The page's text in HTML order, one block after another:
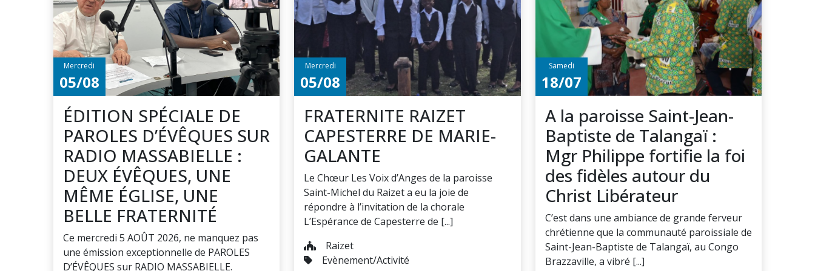
Mercredi
05/08
ÉDITION SPÉCIALE DE
PAROLES D’ÉVÊQUES SUR
RADIO MASSABIELLE :
DEUX ÉVÊQUES, UNE
MÊME ÉGLISE, UNE
BELLE FRATERNITÉ
Ce mercredi 5 AOÛT 2026, ne manquez pas
une émission exceptionnelle de PAROLES
D’ÉVÊQUES sur RADIO MASSABIELLE.
Mercredi
05/08
FRATERNITE RAIZET
CAPESTERRE DE MARIE-
GALANTE
Le Chœur Les Voix d’Anges de la paroisse
Saint-Michel du Raizet a eu la joie de
répondre à l’invitation de la chorale
L’Espérance de Capesterre de [...]
Raizet
Evènement/Activité
Samedi
18/07
A la paroisse Saint-Jean-
Baptiste de Talangaï :
Mgr Philippe fortifie la foi
des fidèles autour du
Christ Libérateur
C’est dans une ambiance de grande ferveur
chrétienne que la communauté paroissiale de
Saint-Jean-Baptiste de Talangaï, au Congo
Brazzaville, a vibré [...]